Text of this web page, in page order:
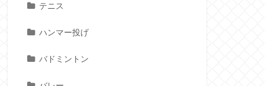
テニス
ハンマー投げ
バドミントン